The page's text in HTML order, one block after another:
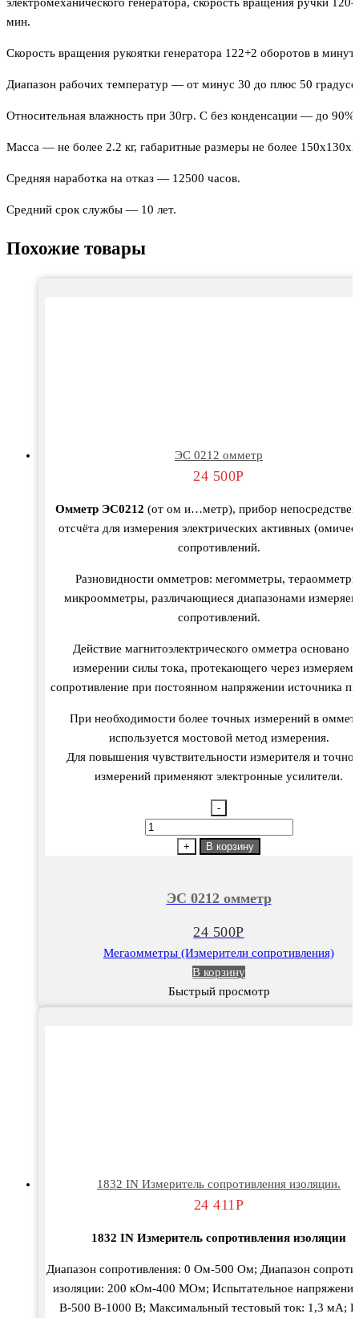
электромеханического генератора, скорость вращения ручки
мин.
Скорость вращения рукоятки генератора 122+2 оборотов в
Диапазон рабочих температур — от минус 30 до плюс 50
Относительная влажность при 30гр. С без конденсации — до 90%.
Масса — не более 2.2 кг, габаритные размеры не более
Средняя наработка на отказ — 12500 часов.
Средний срок службы — 10 лет.
Похожие товары
ЭС 0212 омметр
24 500Р
Омметр ЭС0212 (от ом и…метр), прибор
отсчёта для измерения электрических активных
сопротивлений.
Разновидности омметров: мегомметры,
микроомметры, различающиеся диапазонами
сопротивлений.
Действие магнитоэлектрического омметра основано
измерении силы тока, протекающего через
сопротивление при постоянном напряжении источника
При необходимости более точных измерений в
используется мостовой метод измерения.
Для повышения чувствительности измерителя и
измерений применяют электронные усилители.
-
Количество
омметр
+ В корзину
ЭС 0212 омметр
24 500Р
Мегаомметры (Измерители сопротивления)
В корзину
Быстрый просмотр
1832 IN Измеритель сопротивления изоляции.
24 411Р
1832 IN Измеритель сопротивления изоляции
Диапазон сопротивления: 0 Ом-500 Ом; Диапазон
изоляции: 200 кОм-400 МОм; Испытательное
В-500 В-1000 В; Максимальный тестовый ток: 1,3 мА;